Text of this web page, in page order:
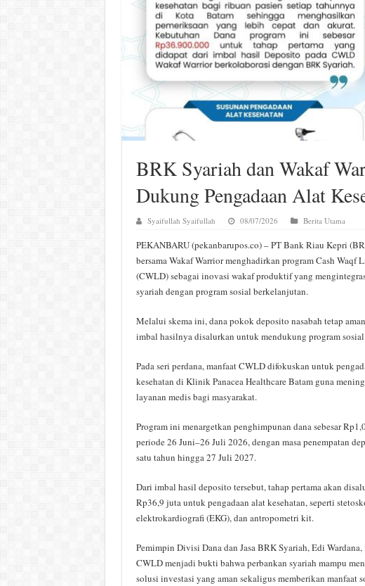
BRK Syariah dan Wakaf
Dukung Pengadaan Alat
Syaifullah Syaifullah 08/07/2026 Berita Utama
PEKANBARU (pekanbarupos.co) – PT Bank Riau Kepri
bersama Wakaf Warrior menghadirkan program Cash Waqf
(CWLD) sebagai inovasi wakaf produktif yang
syariah dengan program sosial berkelanjutan.
Melalui skema ini, dana pokok deposito nasabah tetap
imbal hasilnya disalurkan untuk mendukung program
Pada seri perdana, manfaat CWLD difokuskan untuk
kesehatan di Klinik Panacea Healthcare Batam guna
layanan medis bagi masyarakat.
Program ini menargetkan penghimpunan dana sebesar
periode 26 Juni–26 Juli 2026, dengan masa penempatan
satu tahun hingga 27 Juli 2027.
Dari imbal hasil deposito tersebut, tahap pertama akan
Rp36,9 juta untuk pengadaan alat kesehatan, seperti
elektrokardiografi (EKG), dan antropometri kit.
Pemimpin Divisi Dana dan Jasa BRK Syariah, Edi Wardana,
CWLD menjadi bukti bahwa perbankan syariah mampu
solusi investasi yang aman sekaligus memberikan manfaat